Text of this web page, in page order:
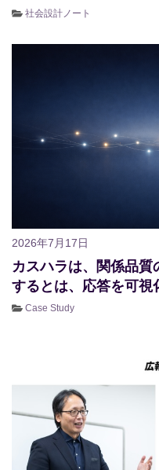
社会設計ノート
2026年7月17日
カスハラは、関係品
するとは、応答を可視
Case Study